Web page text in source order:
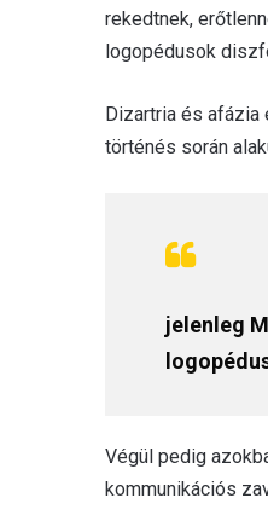
rekedtnek,
logopédusok
Dizartria és
történés során
jelenleg
Végül pedig
kommunikációs